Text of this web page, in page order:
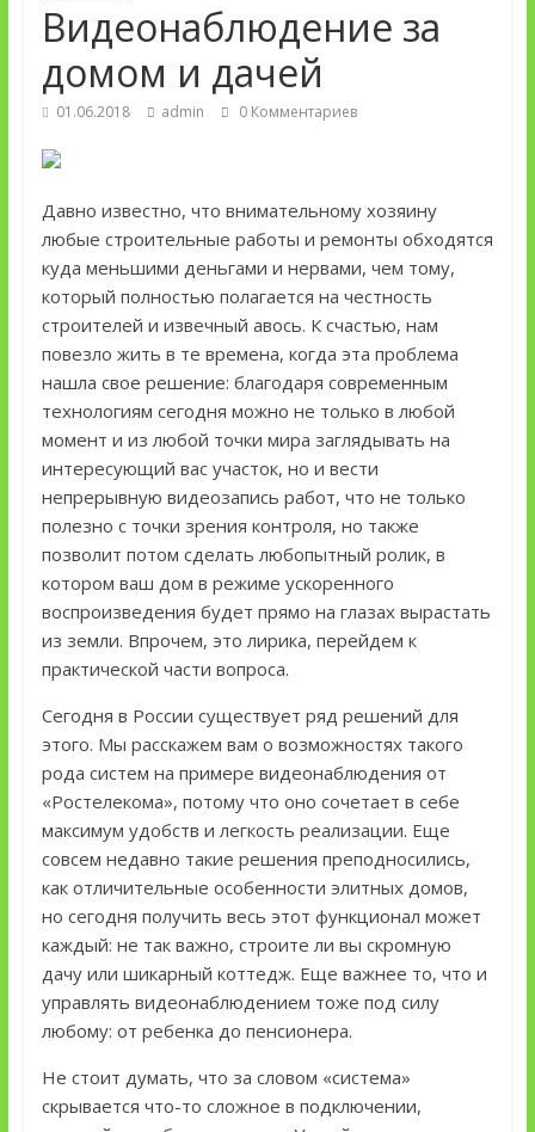
Видеонаблюдение за
домом и дачей
01.06.2018 admin 0 Комментариев
Давно известно, что внимательному хозяину
любые строительные работы и ремонты обходятся
куда меньшими деньгами и нервами, чем тому,
который полностью полагается на честность
строителей и извечный авось. К счастью, нам
повезло жить в те времена, когда эта проблема
нашла свое решение: благодаря современным
технологиям сегодня можно не только в любой
момент и из любой точки мира заглядывать на
интересующий вас участок, но и вести
непрерывную видеозапись работ, что не только
полезно с точки зрения контроля, но также
позволит потом сделать любопытный ролик, в
котором ваш дом в режиме ускоренного
воспроизведения будет прямо на глазах вырастать
из земли. Впрочем, это лирика, перейдем к
практической части вопроса.
Сегодня в России существует ряд решений для
этого. Мы расскажем вам о возможностях такого
рода систем на примере видеонаблюдения от
«Ростелекома», потому что оно сочетает в себе
максимум удобств и легкость реализации. Еще
совсем недавно такие решения преподносились,
как отличительные особенности элитных домов,
но сегодня получить весь этот функционал может
каждый: не так важно, строите ли вы скромную
дачу или шикарный коттедж. Еще важнее то, что и
управлять видеонаблюдением тоже под силу
любому: от ребенка до пенсионера.
Не стоит думать, что за словом «система»
скрывается что-то сложное в подключении,